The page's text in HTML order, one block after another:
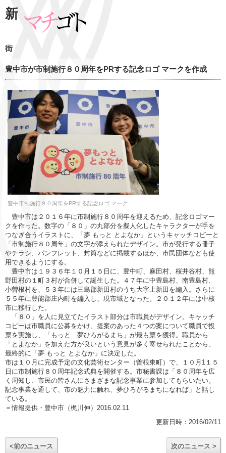
新
街
豊中市が市制施行８０周年をPRする記念ロゴ マークを作成
豊中市制施行８０周年をPRする記念ロゴ マーク
豊中市は２０１６年に市制施行８０周年を迎えるため、記念ロゴマー
クを作った。数字の「８０」の丸部分を擬人化したキャラクターが手を
つなぎ合うイラストに、「夢 もっと とよなか」というキャッチコピーと
「市制施行８０周年」の文字が添えられたデザイン。市が発行する冊子
やチラシ、パンフレット、封筒などに掲載するほか、市民団体なども使
用できるようにする。
豊中市は１９３６年１０月１５日に、豊中町、麻田村、桜井谷村、熊
野田村の１町３村が合併して誕生した。４７年に中豊島村、南豊島村、
小曽根村を、５３年には三島郡新田村のうち大字上新田を編入。さらに
５５年に豊能郡庄内町を編入し、現市域となった。２０１２年には中核
市に移行した。
「８０」を人に見立てたイラスト部分は市職員がデザイン。キャッチ
コピーは市職員に公募をかけ、提案のあった４つの案について職員で投
票を実施し、「もっと 夢ひろがるまち」が最も票を獲得。職員から
「とよなか」を加えた方が良いという意見が多く寄せられたことから、
最終的に「夢 もっと とよなか」に決定した。
市は１０月に完成予定の文化芸術センター（曽根東町）で、１０月1１５
日に市制施行８０周年記念式典を開催する。市秘書課は「８０周年を広
く周知し、市民の皆さんにさまざまな記念事業に参加してもらいたい。
記念事業を通して、市の魅力に触れ、夢ひろがるまちになれば」と話し
ている。
＝情報提供・豊中市（梶川伸）2016.02.11
更新日時：2016/02/11
<前のニュース 次のニュース >